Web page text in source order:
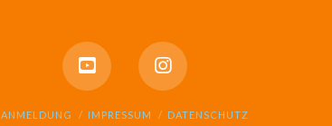
ANMELDUNG IMPRESSUM DATENSCHUTZ